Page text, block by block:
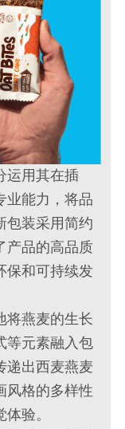
运用其在插
业能力，将品
包装采用简约
产品的高品质
保和可持续发
将燕麦的生长
等元素融入包
递出西麦燕麦
风格的多样性
验。